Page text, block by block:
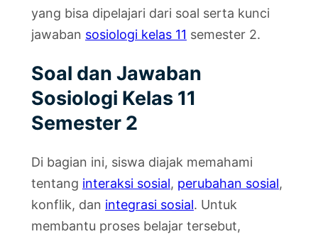
yang bisa dipelajari dari soal serta kunci
jawaban sosiologi kelas 11 semester 2.
Soal dan Jawaban
Sosiologi Kelas 11
Semester 2
Di bagian ini, siswa diajak memahami
tentang interaksi sosial, perubahan sosial,
konflik, dan integrasi sosial. Untuk
membantu proses belajar tersebut,